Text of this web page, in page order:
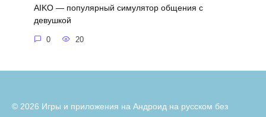
AIKO — популярный симулятор общения с
девушкой
0 20
© 2026 Игры и приложения на Андроид на русском без